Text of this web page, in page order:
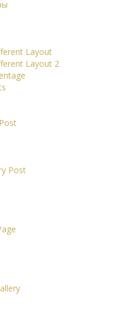
Layout
Layout 2
Post